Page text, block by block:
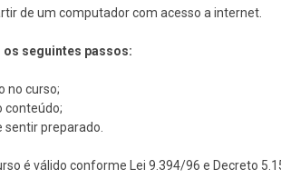
de um computador com acesso a internet.
os seguintes passos:
no curso;
conteúdo;
sentir preparado.
é válido conforme Lei 9.394/96 e Decreto